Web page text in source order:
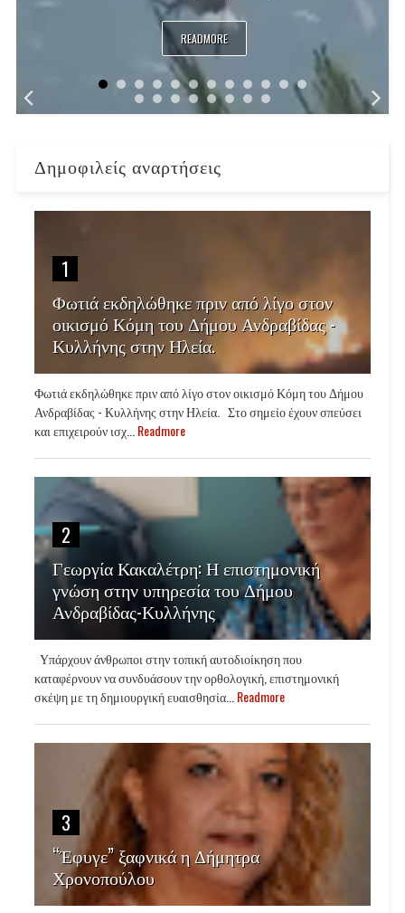
READMORE
Δημοφιλείς αναρτήσεις
1
Φωτιά εκδηλώθηκε πριν από λίγο στον
οικισμό Κόμη του Δήμου Ανδραβίδας -
Κυλλήνης στην Ηλεία.
Φωτιά εκδηλώθηκε πριν από λίγο στον οικισμό Κόμη του Δήμου
Ανδραβίδας - Κυλλήνης στην Ηλεία. Στο σημείο έχουν σπεύσει
και επιχειρούν ισχ... Readmore
2
Γεωργία Κακαλέτρη: Η επιστημονική
γνώση στην υπηρεσία του Δήμου
Ανδραβίδας-Κυλλήνης
Υπάρχουν άνθρωποι στην τοπική αυτοδιοίκηση που
καταφέρνουν να συνδυάσουν την ορθολογική, επιστημονική
σκέψη με τη δημιουργική ευαισθησία... Readmore
3
“Έφυγε” ξαφνικά η Δήμητρα
Χρονοπούλου